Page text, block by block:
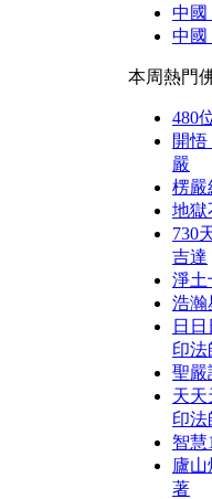
中國
中國
本周熱門
480
開
嚴
楞
地
730
吉達
淨
浩
日
印法
聖
天
印法
智
廬
著